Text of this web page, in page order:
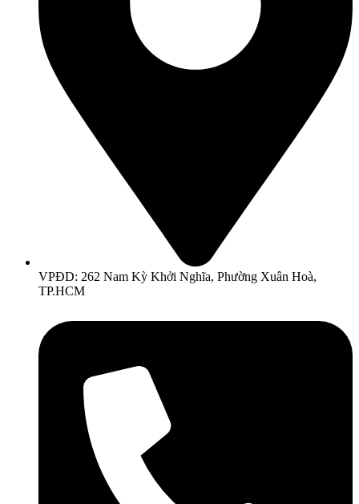
VPĐD: 262 Nam Kỳ Khởi Nghĩa, Phường Xuân Hoà,
TP.HCM